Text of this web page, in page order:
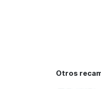
Otros